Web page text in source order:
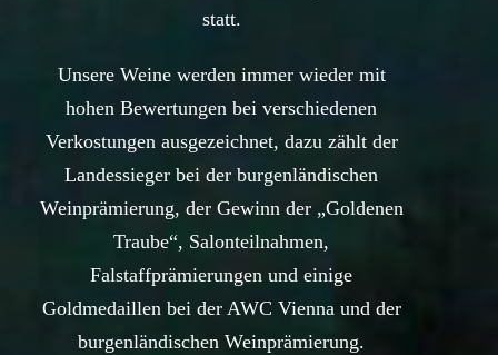
statt.
Unsere Weine werden immer wieder mit
hohen Bewertungen bei verschiedenen
Verkostungen ausgezeichnet, dazu zählt der
Landessieger bei der burgenländischen
Weinprämierung, der Gewinn der „Goldenen
Traube“, Salonteilnahmen,
Falstaffprämierungen und einige
Goldmedaillen bei der AWC Vienna und der
burgenländischen Weinprämierung.